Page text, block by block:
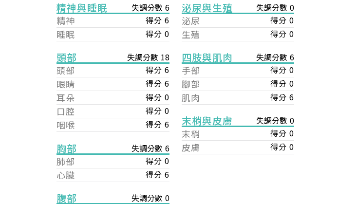
精神與睡眠 失調分數 6
精神 得分 6
睡眠 得分 0
頭部 失調分數 18
頭部 得分 6
眼睛 得分 6
耳朵 得分 0
口腔 得分 0
咽喉 得分 6
胸部 失調分數 6
肺部 得分 0
心臟 得分 6
腹部 失調分數 0
泌尿與生殖 失調分數 0
泌尿 得分 0
生殖 得分 0
四肢與肌肉 失調分數 6
手部 得分 0
腳部 得分 0
肌肉 得分 6
末梢與皮膚 失調分數 0
末梢 得分 0
皮膚 得分 0